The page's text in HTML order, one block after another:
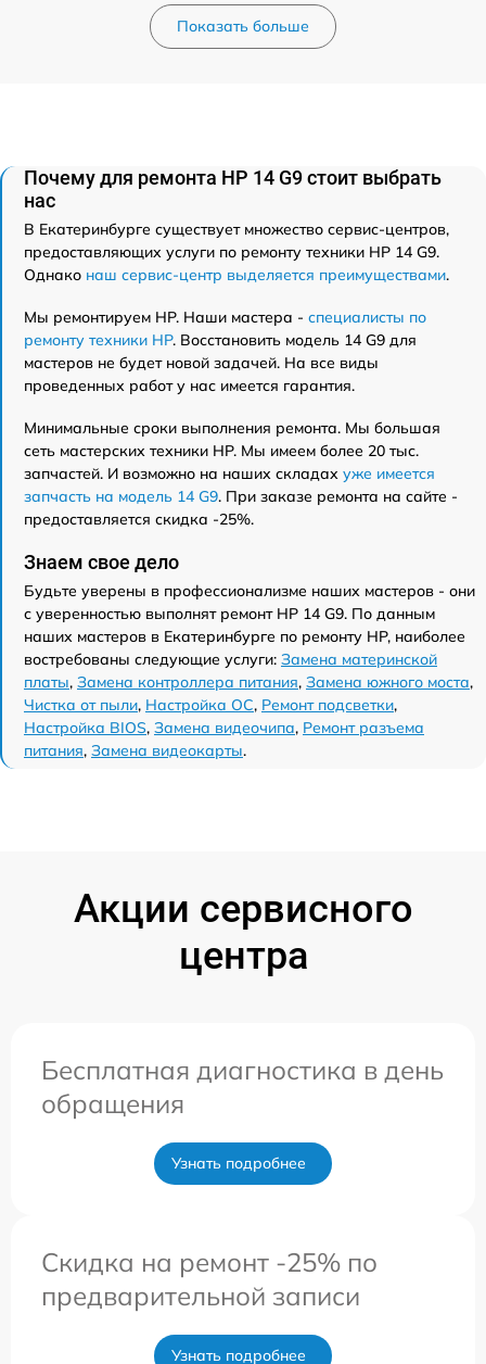
Показать больше
Почему для ремонта HP 14 G9 стоит выбрать
нас
В Екатеринбурге существует множество сервис-центров,
предоставляющих услуги по ремонту техники HP 14 G9.
Однако наш сервис-центр выделяется преимуществами.
Мы ремонтируем HP. Наши мастера - специалисты по
ремонту техники HP. Восстановить модель 14 G9 для
мастеров не будет новой задачей. На все виды
проведенных работ у нас имеется гарантия.
Минимальные сроки выполнения ремонта. Мы большая
сеть мастерских техники HP. Мы имеем более 20 тыс.
запчастей. И возможно на наших складах уже имеется
запчасть на модель 14 G9. При заказе ремонта на сайте -
предоставляется скидка -25%.
Знаем свое дело
Будьте уверены в профессионализме наших мастеров - они
с уверенностью выполнят ремонт HP 14 G9. По данным
наших мастеров в Екатеринбурге по ремонту HP, наиболее
востребованы следующие услуги: Замена материнской
платы, Замена контроллера питания, Замена южного моста,
Чистка от пыли, Настройка ОС, Ремонт подсветки,
Настройка BIOS, Замена видеочипа, Ремонт разъема
питания, Замена видеокарты.
Акции сервисного
центра
Бесплатная диагностика в день
обращения
Узнать подробнее
Скидка на ремонт -25% по
предварительной записи
Узнать подробнее